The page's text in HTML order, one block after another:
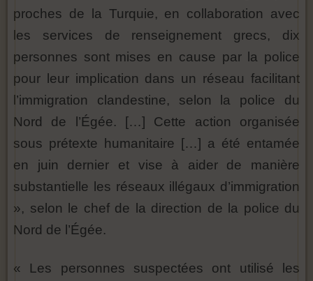
proches de la Turquie, en collaboration avec
les services de renseignement grecs, dix
personnes sont mises en cause par la police
pour leur implication dans un réseau facilitant
l’immigration clandestine, selon la police du
Nord de l’Égée. […] Cette action organisée
sous prétexte humanitaire […] a été entamée
en juin dernier et vise à aider de manière
substantielle les réseaux illégaux d’immigration
», selon le chef de la direction de la police du
Nord de l’Égée.
« Les personnes suspectées ont utilisé les